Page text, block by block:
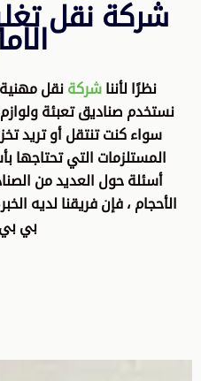
شركة نقل
نظرًا لأنناشركة نقل
نستخدم صناديق تعبئة
سواء كنت تنتقل أو تريد
المستلزمات التي تحتاجها
أسئلة حول العديد من
الأحجام ، فإن فريقنا لديه
بي